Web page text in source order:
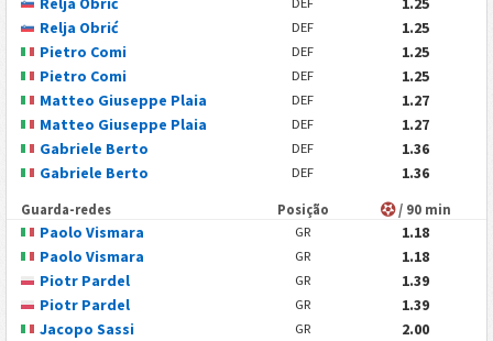
Relja Obrić
DEF
1.25
Pietro Comi
DEF
1.25
Pietro Comi
DEF
1.25
Matteo Giuseppe Plaia
DEF
1.27
Matteo Giuseppe Plaia
DEF
1.27
Gabriele Berto
DEF
1.36
Gabriele Berto
DEF 1.36
Guarda-redes Posição / 90 min
Paolo Vismara GR
1.18
Paolo Vismara
GR
1.18
Piotr Pardel
GR
1.39
Piotr Pardel
GR
1.39
Jacopo Sassi
GR
2.00